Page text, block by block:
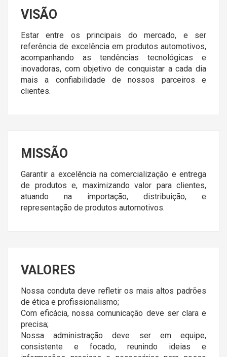
VISÃO
Estar entre os principais do mercado, e ser
referência de excelência em produtos automotivos,
acompanhando as tendências tecnológicas e
inovadoras, com objetivo de conquistar a cada dia
mais a confiabilidade de nossos parceiros e
clientes.
MISSÃO
Garantir a excelência na comercialização e entrega
de produtos e, maximizando valor para clientes,
atuando na importação, distribuição, e
representação de produtos automotivos.
VALORES
Nossa conduta deve refletir os mais altos padrões
de ética e profissionalismo;
Com eficácia, nossa comunicação deve ser clara e
precisa;
Nossa administração deve ser em equipe,
consistente e focado, reunindo ideias e